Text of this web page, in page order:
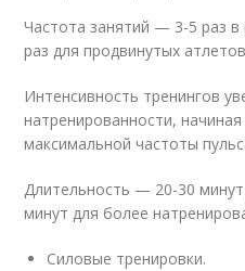
Частота занятий — 3-5 раз
раз для продвинутых
Интенсивность тренингов
натренированности,
максимальной частоты
Длительность — 20-30
минут для более
Силовые тренировки.